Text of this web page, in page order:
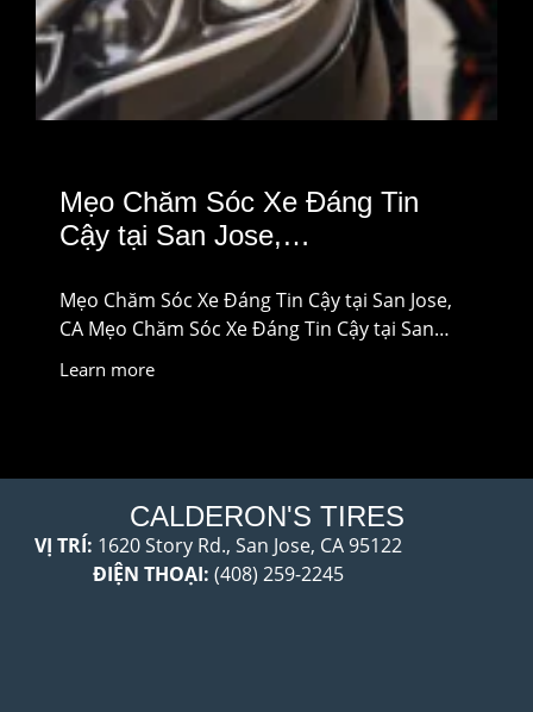
Mẹo Chăm Sóc Xe Đáng Tin
Cậy tại San Jose,…
Mẹo Chăm Sóc Xe Đáng Tin Cậy tại San Jose,
CA Mẹo Chăm Sóc Xe Đáng Tin Cậy tại San…
Learn more
CALDERON'S TIRES
VỊ TRÍ: 1620 Story Rd., San Jose, CA 95122
ĐIỆN THOẠI: (408) 259-2245